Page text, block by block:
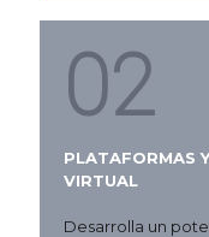
02
PLATAFORMAS
VIRTUAL
Desarrolla un